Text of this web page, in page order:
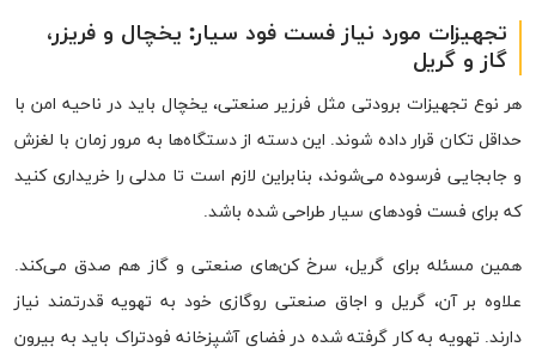
تجهیزات مورد نیاز فست فود سیار: یخچال و فریزر،
گاز و گریل
هر نوع تجهیزات برودتی مثل فرزیر صنعتی، یخچال باید در ناحیه امن با
حداقل تکان قرار داده شوند. این دسته از دستگاه‌ها به مرور زمان با لغزش
و جابجایی فرسوده می‌شوند، بنابراین لازم است تا مدلی را خریداری کنید
که برای فست فودهای سیار طراحی شده باشد.
همین مسئله برای گریل، سرخ کن‌های صنعتی و گاز هم صدق می‌کند.
علاوه بر آن، گریل و اجاق صنعتی روگازی خود به تهویه قدرتمند نیاز
دارند. تهویه به کار گرفته شده در فضای آشپزخانه فودتراک باید به بیرون